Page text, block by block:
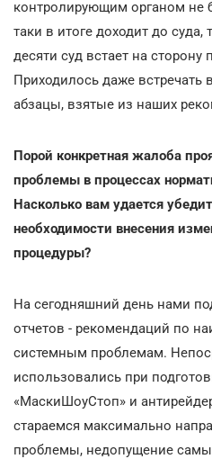
контролирующим органом не
таки в итоге доходит до суда,
десяти суд встает на сторону
Приходилось даже
абзацы, взятые из наших
Порой конкретная жалоба
проблемы в процессах
Насколько вам удается
необходимости внесения
процедуры?
На сегодняшний день нами
отчетов - рекомендаций по
системным проблемам.
использовались при
«МаскиШоуСтоп» и
стараемся максимально
проблемы, недопущение